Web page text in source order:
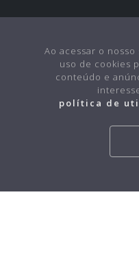
CONTATO
(24) 2231-6491
(24) 98855-1230
adtec@grupoadtec.com.br
Ao acessar o
uso de cookies
conteúdo e
política de